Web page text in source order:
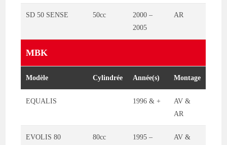
SD 50 SENSE 50cc
2000 –
2005
AR
MBK
Modèle Cylindrée Année(s) Montage
EQUALIS 1996 & +
AV &
AR
EVOLIS 80 80cc
1995 –
AV &